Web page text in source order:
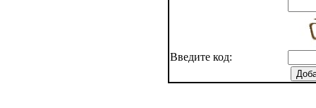
Введите код: